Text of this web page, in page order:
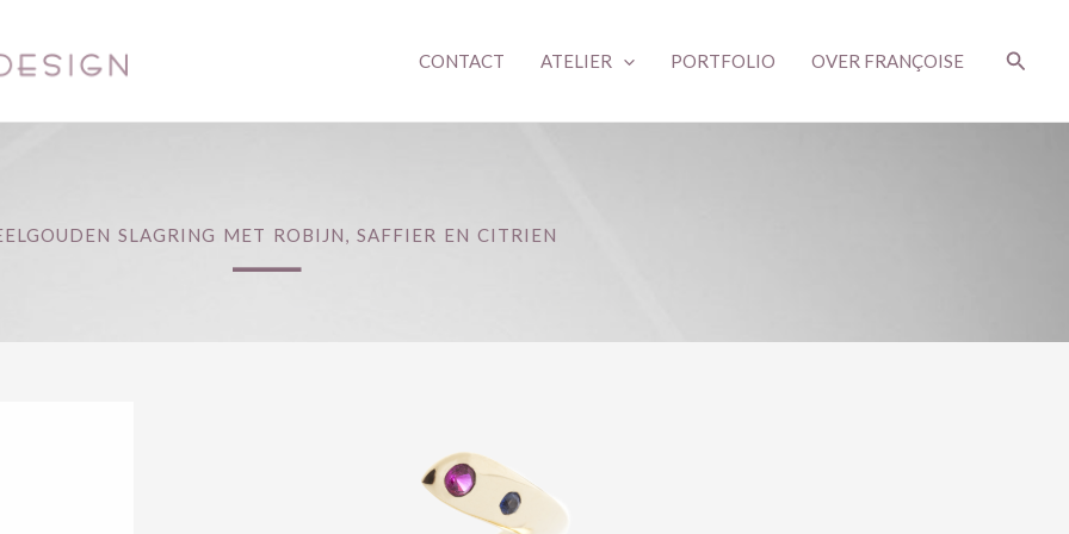
CONTACT ATELIER PORTFOLIO OVER FRANÇOISE
SLAGRING MET ROBIJN, SAFFIER EN CITRIEN
_